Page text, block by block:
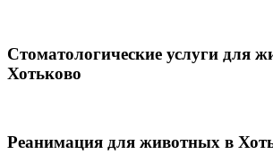
Стоматологические услуги для
Хотьково
Реанимация для животных в